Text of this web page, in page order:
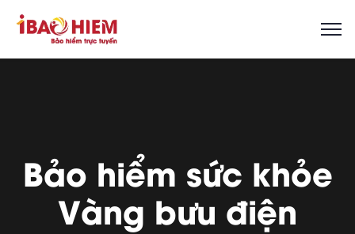
Bảo hiểm sức khỏe
Vàng bưu điện